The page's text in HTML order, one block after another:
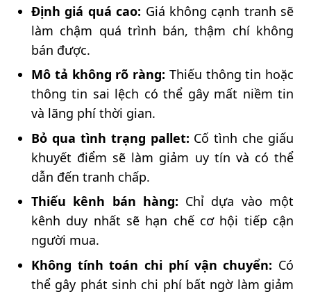
Định giá quá cao: Giá không cạnh tranh sẽ
làm chậm quá trình bán, thậm chí không
bán được.
Mô tả không rõ ràng: Thiếu thông tin hoặc
thông tin sai lệch có thể gây mất niềm tin
và lãng phí thời gian.
Bỏ qua tình trạng pallet: Cố tình che giấu
khuyết điểm sẽ làm giảm uy tín và có thể
dẫn đến tranh chấp.
Thiếu kênh bán hàng: Chỉ dựa vào một
kênh duy nhất sẽ hạn chế cơ hội tiếp cận
người mua.
Không tính toán chi phí vận chuyển: Có
thể gây phát sinh chi phí bất ngờ làm giảm